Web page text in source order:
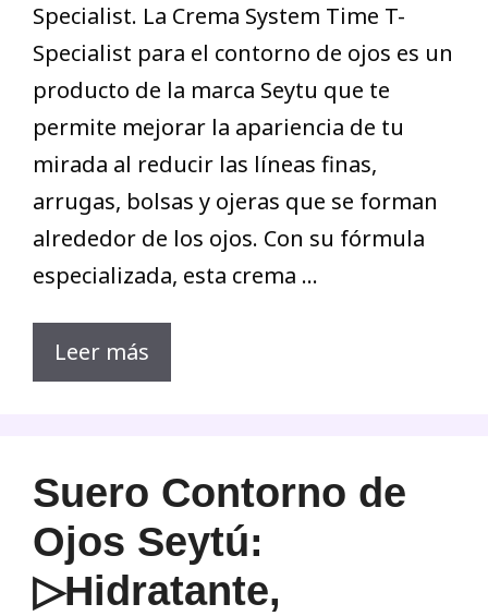
Specialist. La Crema System Time T-
Specialist para el contorno de ojos es un
producto de la marca Seytu que te
permite mejorar la apariencia de tu
mirada al reducir las líneas finas,
arrugas, bolsas y ojeras que se forman
alrededor de los ojos. Con su fórmula
especializada, esta crema …
Leer más
Suero Contorno de
Ojos Seytú:
▷Hidratante,